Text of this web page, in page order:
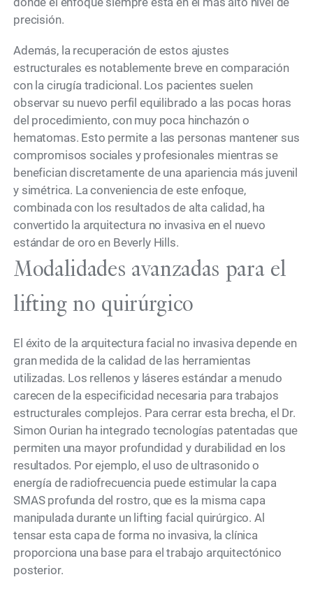
precisión.
Además, la recuperación de estos ajustes
estructurales es notablemente breve en comparación
con la cirugía tradicional. Los pacientes suelen
observar su nuevo perfil equilibrado a las pocas horas
del procedimiento, con muy poca hinchazón o
hematomas. Esto permite a las personas mantener sus
compromisos sociales y profesionales mientras se
benefician discretamente de una apariencia más juvenil
y simétrica. La conveniencia de este enfoque,
combinada con los resultados de alta calidad, ha
convertido la arquitectura no invasiva en el nuevo
estándar de oro en Beverly Hills.
Modalidades avanzadas para el
lifting no quirúrgico
El éxito de la arquitectura facial no invasiva depende en
gran medida de la calidad de las herramientas
utilizadas. Los rellenos y láseres estándar a menudo
carecen de la especificidad necesaria para trabajos
estructurales complejos. Para cerrar esta brecha, el Dr.
Simon Ourian ha integrado tecnologías patentadas que
permiten una mayor profundidad y durabilidad en los
resultados. Por ejemplo, el uso de ultrasonido o
energía de radiofrecuencia puede estimular la capa
SMAS profunda del rostro, que es la misma capa
manipulada durante un lifting facial quirúrgico. Al
tensar esta capa de forma no invasiva, la clínica
proporciona una base para el trabajo arquitectónico
posterior.